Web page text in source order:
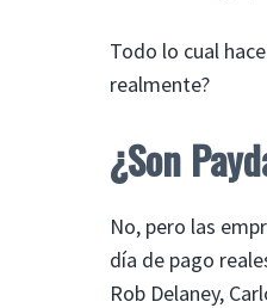
Todo lo cual
realmente?
¿Son
No, pero las
día de pago
Rob Delaney,